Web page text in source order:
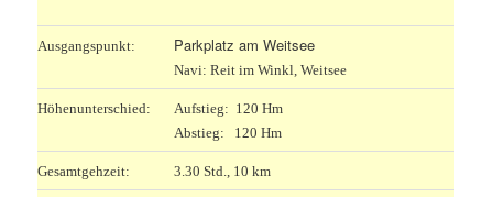
Ausgangspunkt: Parkplatz am Weitsee
Navi: Reit im Winkl, Weitsee
Höhenunterschied:
Aufstieg: 120 Hm
Abstieg: 120 Hm
Gesamtgehzeit: 3.30 Std., 10 km